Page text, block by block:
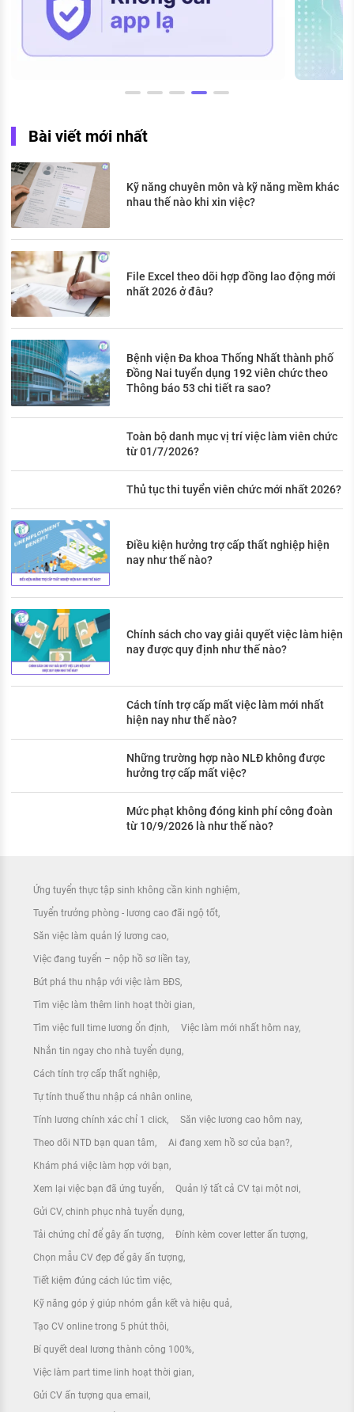
Bài viết mới nhất
Kỹ năng chuyên môn và kỹ năng mềm khác
nhau thế nào khi xin việc?
File Excel theo dõi hợp đồng lao động mới
nhất 2026 ở đâu?
Bệnh viện Đa khoa Thống Nhất thành phố
Đồng Nai tuyển dụng 192 viên chức theo
Thông báo 53 chi tiết ra sao?
Toàn bộ danh mục vị trí việc làm viên chức
từ 01/7/2026?
Thủ tục thi tuyển viên chức mới nhất 2026?
Điều kiện hưởng trợ cấp thất nghiệp hiện
nay như thế nào?
Chính sách cho vay giải quyết việc làm hiện
nay được quy định như thế nào?
Cách tính trợ cấp mất việc làm mới nhất
hiện nay như thế nào?
Những trường hợp nào NLĐ không được
hưởng trợ cấp mất việc?
Mức phạt không đóng kinh phí công đoàn
từ 10/9/2026 là như thế nào?
Ứng tuyển thực tập sinh không cần kinh nghiệm
Tuyển trưởng phòng - lương cao đãi ngộ tốt
Săn việc làm quản lý lương cao
Việc đang tuyển – nộp hồ sơ liền tay
Bứt phá thu nhập với việc làm BĐS
Tìm việc làm thêm linh hoạt thời gian
Tìm việc full time lương ổn định Việc làm mới nhất hôm nay
Nhắn tin ngay cho nhà tuyển dụng
Cách tính trợ cấp thất nghiệp
Tự tính thuế thu nhập cá nhân online
Tính lương chính xác chỉ 1 click Săn việc lương cao hôm nay
Theo dõi NTD bạn quan tâm Ai đang xem hồ sơ của bạn?
Khám phá việc làm hợp với bạn
Xem lại việc bạn đã ứng tuyển Quản lý tất cả CV tại một nơi
Gửi CV, chinh phục nhà tuyển dụng
Tải chứng chỉ để gây ấn tượng Đính kèm cover letter ấn tượng
Chọn mẫu CV đẹp để gây ấn tượng
Tiết kiệm đúng cách lúc tìm việc
Kỹ năng góp ý giúp nhóm gắn kết và hiệu quả
Tạo CV online trong 5 phút thôi
Bí quyết deal lương thành công 100%
Việc làm part time linh hoạt thời gian
Gửi CV ấn tượng qua email